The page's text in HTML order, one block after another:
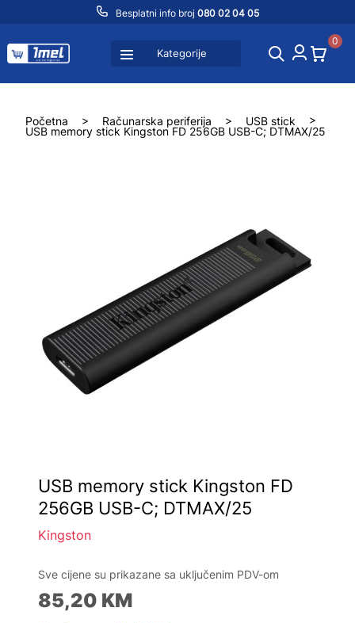
Besplatni info broj 080 02 04 05
Kategorije
0
Početna > Računarska periferija > USB stick
>
USB memory stick Kingston FD 256GB USB-C; DTMAX/25
USB memory stick Kingston FD
256GB USB-C; DTMAX/25
Kingston
Sve cijene su prikazane sa uključenim PDV-om
85,20 KM